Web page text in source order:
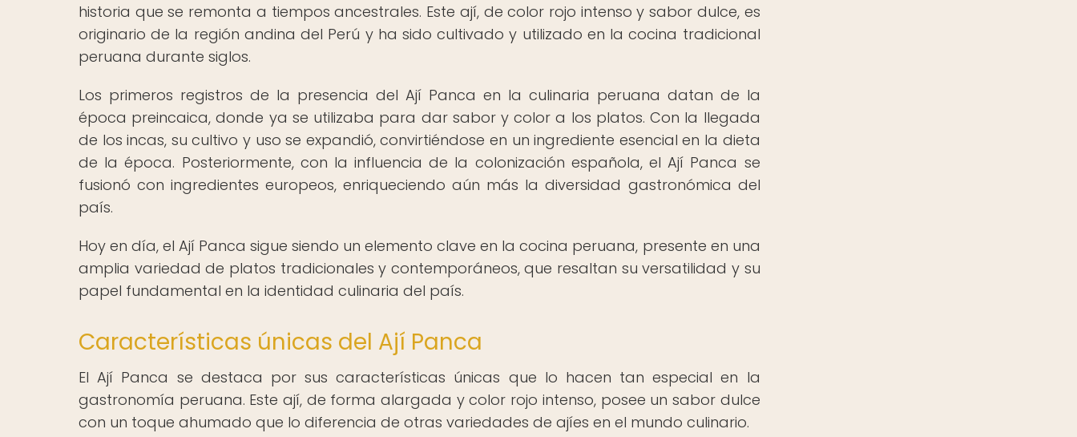
historia que se remonta a tiempos ancestrales. Este ají, de color rojo intenso y sabor dulce, es
originario de la región andina del Perú y ha sido cultivado y utilizado en la cocina tradicional
peruana durante siglos.
Los primeros registros de la presencia del Ají Panca en la culinaria peruana datan de la
época preincaica, donde ya se utilizaba para dar sabor y color a los platos. Con la llegada
de los incas, su cultivo y uso se expandió, convirtiéndose en un ingrediente esencial en la dieta
de la época. Posteriormente, con la influencia de la colonización española, el Ají Panca se
fusionó con ingredientes europeos, enriqueciendo aún más la diversidad gastronómica del
país.
Hoy en día, el Ají Panca sigue siendo un elemento clave en la cocina peruana, presente en una
amplia variedad de platos tradicionales y contemporáneos, que resaltan su versatilidad y su
papel fundamental en la identidad culinaria del país.
Características únicas del Ají Panca
El Ají Panca se destaca por sus características únicas que lo hacen tan especial en la
gastronomía peruana. Este ají, de forma alargada y color rojo intenso, posee un sabor dulce
con un toque ahumado que lo diferencia de otras variedades de ajíes en el mundo culinario.